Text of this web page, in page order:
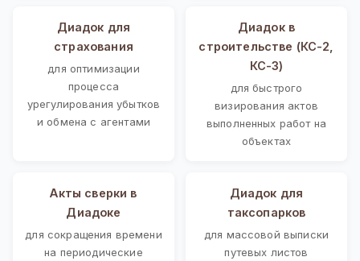
Диадок для
страхования
для оптимизации
процесса
урегулирования убытков
и обмена с агентами
Диадок в
строительстве (КС-2,
КС-3)
для быстрого
визирования актов
выполненных работ на
объектах
Акты сверки в
Диадоке
для сокращения времени
на периодические
Диадок для
таксопарков
для массовой выписки
путевых листов